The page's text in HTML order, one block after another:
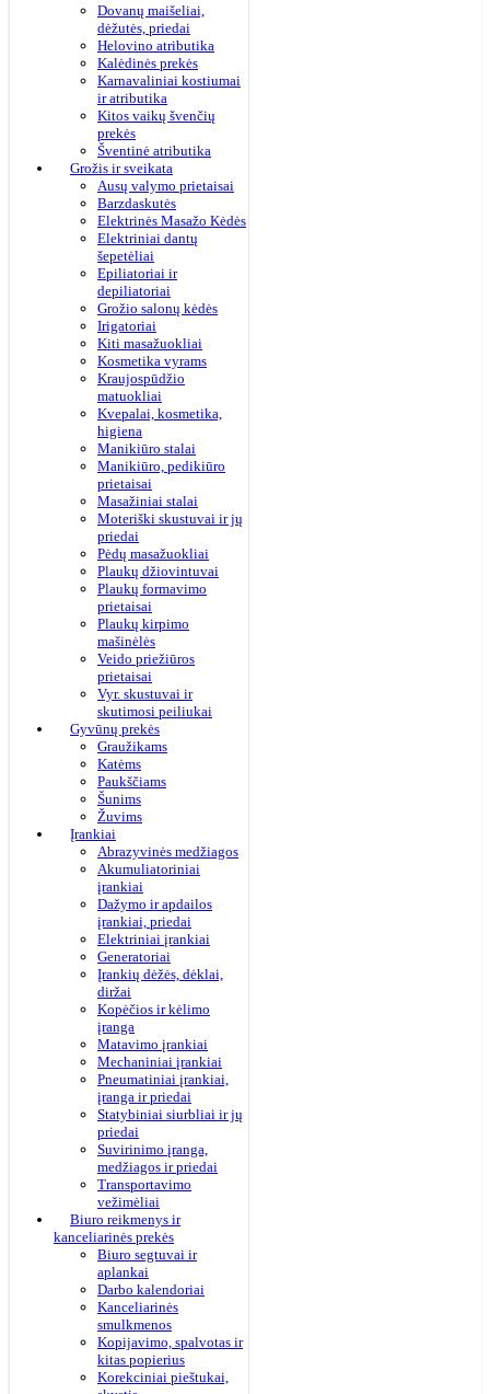
Dovanų maišeliai,
dėžutės, priedai
Helovino atributika
Kalėdinės prekės
Karnavaliniai kostiumai
ir atributika
Kitos vaikų švenčių
prekės
Šventinė atributika
Grožis ir sveikata
Ausų valymo prietaisai
Barzdaskutės
Elektrinės Masažo Kėdės
Elektriniai dantų
šepetėliai
Epiliatoriai ir
depiliatoriai
Grožio salonų kėdės
Irigatoriai
Kiti masažuokliai
Kosmetika vyrams
Kraujospūdžio
matuokliai
Kvepalai, kosmetika,
higiena
Manikiūro stalai
Manikiūro, pedikiūro
prietaisai
Masažiniai stalai
Moteriški skustuvai ir jų
priedai
Pėdų masažuokliai
Plaukų džiovintuvai
Plaukų formavimo
prietaisai
Plaukų kirpimo
mašinėlės
Veido priežiūros
prietaisai
Vyr. skustuvai ir
skutimosi peiliukai
Gyvūnų prekės
Graužikams
Katėms
Paukščiams
Šunims
Žuvims
Įrankiai
Abrazyvinės medžiagos
Akumuliatoriniai
įrankiai
Dažymo ir apdailos
įrankiai, priedai
Elektriniai įrankiai
Generatoriai
Įrankių dėžės, dėklai,
diržai
Kopėčios ir kėlimo
įranga
Matavimo įrankiai
Mechaniniai įrankiai
Pneumatiniai įrankiai,
įranga ir priedai
Statybiniai siurbliai ir jų
priedai
Suvirinimo įranga,
medžiagos ir priedai
Transportavimo
vežimėliai
Biuro reikmenys ir
kanceliarinės prekės
Biuro segtuvai ir
aplankai
Darbo kalendoriai
Kanceliarinės
smulkmenos
Kopijavimo, spalvotas ir
kitas popierius
Korekciniai pieštukai,